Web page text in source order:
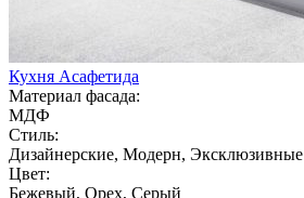
Кухня Асафетида
Материал фасада:
МДФ
Стиль:
Дизайнерские, Модерн, Эксклюзивные
Цвет:
Бежевый, Орех, Серый